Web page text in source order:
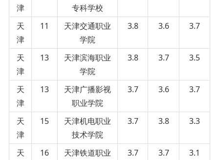
津
专科学校
天
津
11
天津交通职业
学院
3.8 3.6 3.7
天
津
13
天津滨海职业
学院
3.8 3.7 3.5
天
津
13
天津广播影视
职业学院
3.7 3.6 3.7
天
津
15
天津机电职业
技术学院
3.7 3.8 3.3
天
16
天津铁道职业
3.7 3.7 3.1